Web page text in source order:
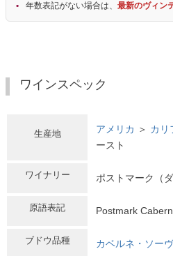
年数表記がない場合は、 最新のヴィン
ワインスペック
生産地 アメリカ ＞ カリ
ースト
ワイナリー ポストマーク（
原語表記 Postmark
ブドウ品種 カベルネ・ソー